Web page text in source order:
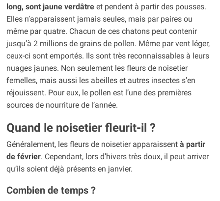
long, sont jaune verdâtreet pendent à partir des pousses.
Elles n’apparaissent jamais seules, mais par paires ou
même par quatre. Chacun de ces chatons peut contenir
jusqu’à 2 millions de grains de pollen. Même par vent léger,
ceux-ci sont emportés. Ils sont très reconnaissables à leurs
nuages jaunes. Non seulement les fleurs de noisetier
femelles, mais aussi les abeilles et autres insectes s’en
réjouissent. Pour eux, le pollen est l’une des premières
sources de nourriture de l’année.
Quand le noisetier fleurit-il ?
Généralement, les fleurs de noisetier apparaissent à partir
de février. Cependant, lors d’hivers très doux, il peut arriver
qu’ils soient déjà présents en janvier.
Combien de temps ?